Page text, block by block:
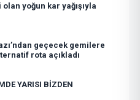
yoğun kar yağışıyla
geçecek gemilere
rota açıkladı
YARISI BİZDEN